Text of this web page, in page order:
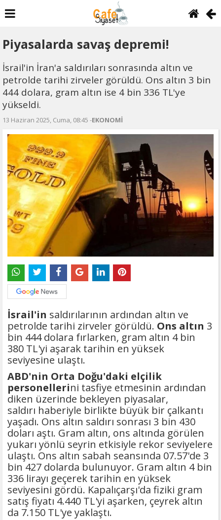
Piyasalarda savaş depremi!
İsrail'in İran'a saldırıları sonrasında altın ve
petrolde tarihi zirveler görüldü. Ons altın 3 bin
444 dolara, gram altın ise 4 bin 336 TL'ye
yükseldi.
13 Haziran 2025, Cuma, 08:45 -EKONOMİ
İsrail'in saldırılarının ardından altın ve
petrolde tarihi zirveler görüldü. Ons altın 3
bin 444 dolara fırlarken, gram altın 4 bin
380 TL'yi aşarak tarihin en yüksek
seviyesine ulaştı.
ABD'nin Orta Doğu'daki elçilik
personellerini tasfiye etmesinin ardından
diken üzerinde bekleyen piyasalar,
saldırı haberiyle birlikte büyük bir çalkantı
yaşadı. Ons altın saldırı sonrası 3 bin 430
doları aştı. Gram altın, ons altında görülen
yukarı yönlü seyrin etkisiyle rekor seviyelere
ulaştı. Ons altın sabah seansında 07.57'de 3
bin 427 dolarda bulunuyor. Gram altın 4 bin
336 lirayı geçerek tarihin en yüksek
seviyesini gördü. Kapalıçarşı'da fiziki gram
satış fiyatı 4.440 TL'yi aşarken, çeyrek altın
da 7.150 TL'ye yaklaştı.